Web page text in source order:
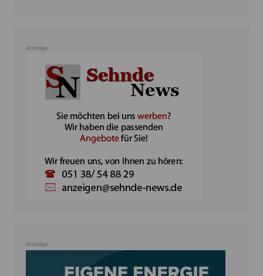
Anzeige
Anzeige